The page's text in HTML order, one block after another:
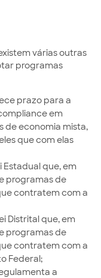
várias outras
programas
prazo para a
em
de economia mista,
que com elas
Estadual que, em
programas de
contratem com a
Distrital que, em
programas de
contratem com a
Federal;
a